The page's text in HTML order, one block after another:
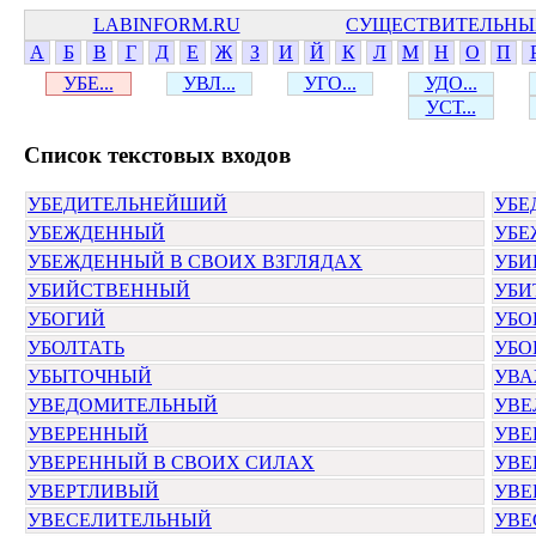
LABINFORM.RU
А
Б В Г Д Е Ж З И Й К Л М Н О П
УБЕ...
УВЛ... УГО...
УДО...
УСТ...
Cписок текстовых входов
УБЕДИТЕЛЬНЕЙШИЙ
УБЕЖДЕННЫЙ
УБЕЖДЕННЫЙ В СВОИХ ВЗГЛЯДАХ
УБИЙСТВЕННЫЙ
УБОГИЙ
УБОЛТАТЬ
УБЫТОЧНЫЙ
УВЕДОМИТЕЛЬНЫЙ
УВЕРЕННЫЙ
УВЕРЕННЫЙ В СВОИХ СИЛАХ
УВЕРТЛИВЫЙ
УВЕСЕЛИТЕЛЬНЫЙ